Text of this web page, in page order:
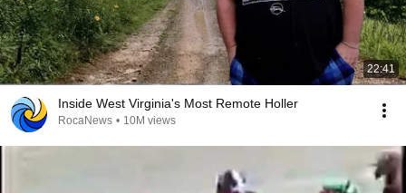
22:41
Inside West Virginia's Most Remote Holler
RocaNews • 10M views